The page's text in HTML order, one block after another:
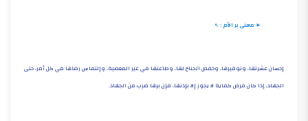
► معنى بر الأم :
إحسان عشرتها، وتوقيرها، وخفض الجناح لها، وطاعتها في غير المعصية، وإلتماس رضاها في كل أمر، حتى
الجهاد، إذا كان فرض كفاية لا يجوز إلا بإذنها، فإن برها ضرب من الجهاد.